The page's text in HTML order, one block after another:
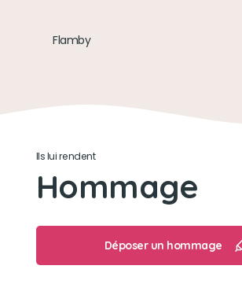
Les câlins et MANGER !
Flamby
Ils lui rendent
Hommage
Déposer un hommage